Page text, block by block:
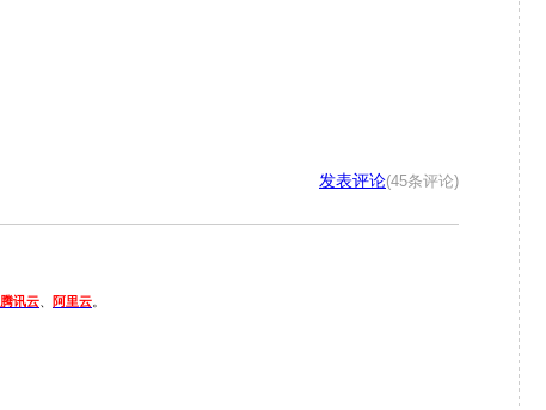
发表评论(45条评论)
腾讯云 阿里云。